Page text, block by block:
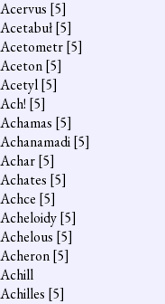
Acervus [5]
Acetabuł[5]
Acetometr[5]
Aceton[5]
Acetyl[5]
Ach! [5]
Achamas [5]
Achanamadi[5]
Achar[5]
Achates [5]
Achce [5]
Acheloidy[5]
Achelous [5]
Acheron[5]
Achill
Achilles [5]